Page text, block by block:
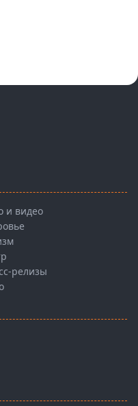
и видео
релизы